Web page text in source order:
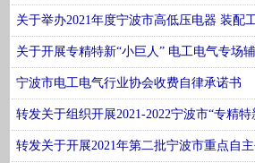
关于举办2021年度宁波市高低压电器 装配
关于开展专精特新“小巨人” 电工电气专场
宁波市电工电气行业协会收费自律承诺书
转发关于组织开展2021-2022宁波市“专精
转发关于开展2021年第二批宁波市重点自